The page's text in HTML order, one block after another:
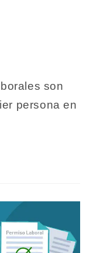
son
persona en